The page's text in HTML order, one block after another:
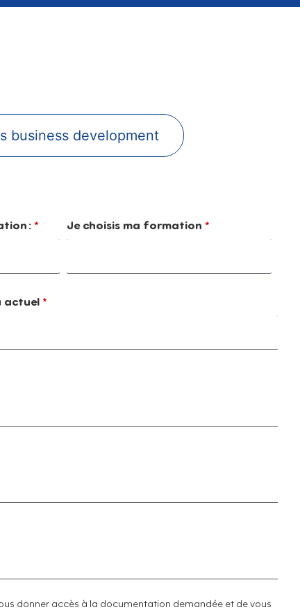
business development
: * Je choisis ma formation *
actuel *
donner accès à la documentation demandée et de vous